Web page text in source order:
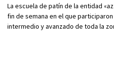
La escuela de patín de la entidad
fin de semana en el que
intermedio y avanzado de toda la